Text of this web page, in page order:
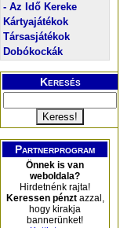
- Az Idő Kereke
Kártyajátékok
Társasjátékok
Dobókockák
Keresés
Partnerprogram
Önnek is van
weboldala?
Hirdetnénk rajta!
Keressen pénztazzal,
hogy kirakja
bannerünket!